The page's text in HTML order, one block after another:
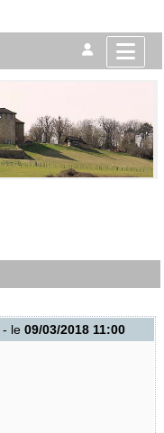
- le 09/03/2018 11:00